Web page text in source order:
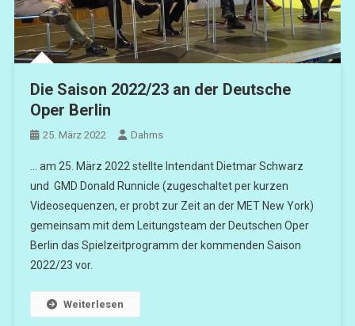
Die Saison 2022/23 an der Deutsche
Oper Berlin
25. März 2022 Dahms
… am 25. März 2022 stellte Intendant Dietmar Schwarz
und GMD Donald Runnicle (zugeschaltet per kurzen
Videosequenzen, er probt zur Zeit an der MET New York)
gemeinsam mit dem Leitungsteam der Deutschen Oper
Berlin das Spielzeitprogramm der kommenden Saison
2022/23 vor.
Weiterlesen